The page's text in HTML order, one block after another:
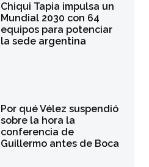
Chiqui Tapia impulsa un
Mundial 2030 con 64
equipos para potenciar
la sede argentina
Por qué Vélez suspendió
sobre la hora la
conferencia de
Guillermo antes de Boca